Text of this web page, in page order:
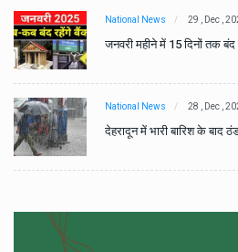
National News 29 , Dec ,
जनवरी महीने में 15 दिनों तक
National News 28 , Dec ,
देहरादून में भारी बारिश के बाद